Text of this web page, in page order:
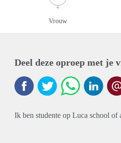
Vrouw
Deel deze oproep met je
Ik ben studente op Luca school of